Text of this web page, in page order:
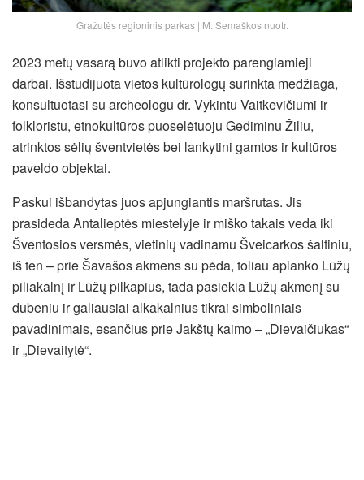
Gražutės regioninis parkas | M. Semaškos nuotr.
2023 metų vasarą buvo atlikti projekto parengiamieji
darbai. Išstudijuota vietos kultūrologų surinkta medžiaga,
konsultuotasi su archeologu dr. Vykintu Vaitkevičiumi ir
folkloristu, etnokultūros puoselėtuoju Gediminu Žiliu,
atrinktos sėlių šventvietės bei lankytini gamtos ir kultūros
paveldo objektai.
Paskui išbandytas juos apjungiantis maršrutas. Jis
prasideda Antalieptės miestelyje ir miško takais veda iki
Šventosios versmės, vietinių vadinamu Šveicarkos šaltiniu,
iš ten – prie Šavašos akmens su pėda, toliau aplanko Lūžų
piliakalnį ir Lūžų pilkapius, tada pasiekia Lūžų akmenį su
dubeniu ir galiausiai alkakalnius tikrai simboliniais
pavadinimais, esančius prie Jakštų kaimo – „Dievaičiukas“
ir „Dievaitytė“.